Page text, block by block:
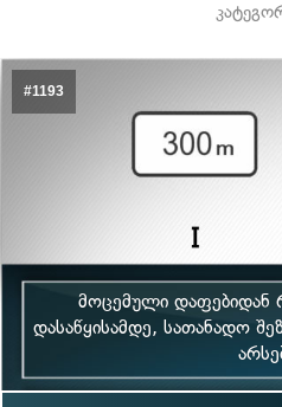
#1193
მოცემული დაფებიდან
დასაწყისამდე, სათანადო